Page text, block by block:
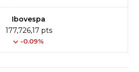
Ibovespa
177,726,17 pts
-0.09%